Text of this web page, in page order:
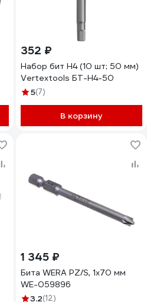
352 ₽
Набор бит H4 (10 шт; 50 мм)
Vertextools БТ-H4-50
5(7)
В корзину
1 345 ₽
Бита WERA PZ/S, 1х70 мм
WE-059896
3.2(12)